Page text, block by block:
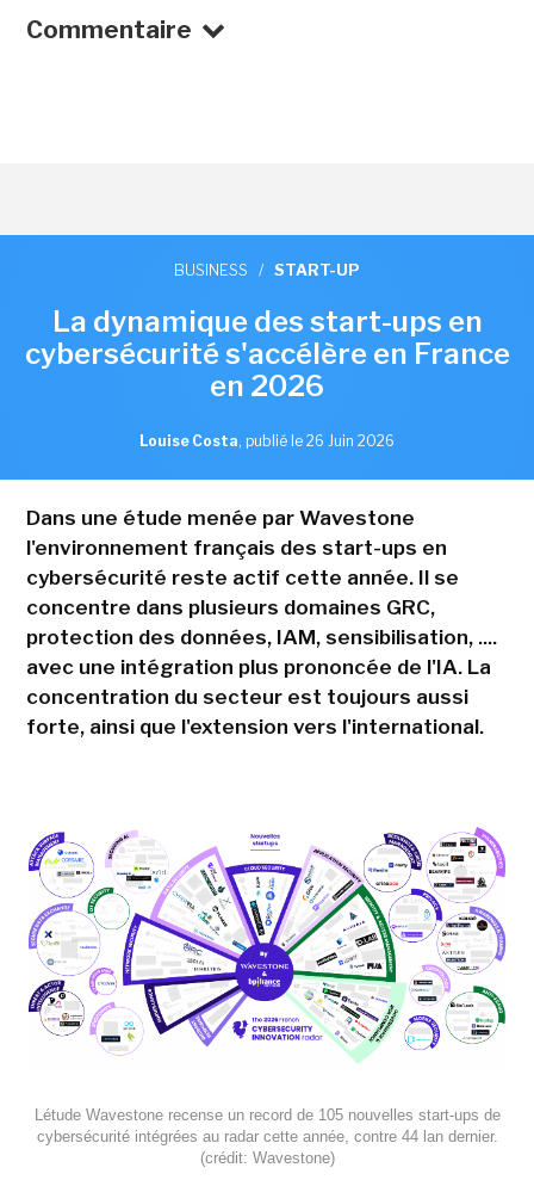
Commentaire
BUSINESS / START-UP
La dynamique des start-ups en
cybersécurité s'accélère en France
en 2026
Louise Costa, publié le 26 Juin 2026
Dans une étude menée par Wavestone
l'environnement français des start-ups en
cybersécurité reste actif cette année. Il se
concentre dans plusieurs domaines GRC,
protection des données, IAM, sensibilisation, ....
avec une intégration plus prononcée de l'IA. La
concentration du secteur est toujours aussi
forte, ainsi que l'extension vers l'international.
Létude Wavestone recense un record de 105 nouvelles start-ups de
cybersécurité intégrées au radar cette année, contre 44 lan dernier.
(crédit: Wavestone)